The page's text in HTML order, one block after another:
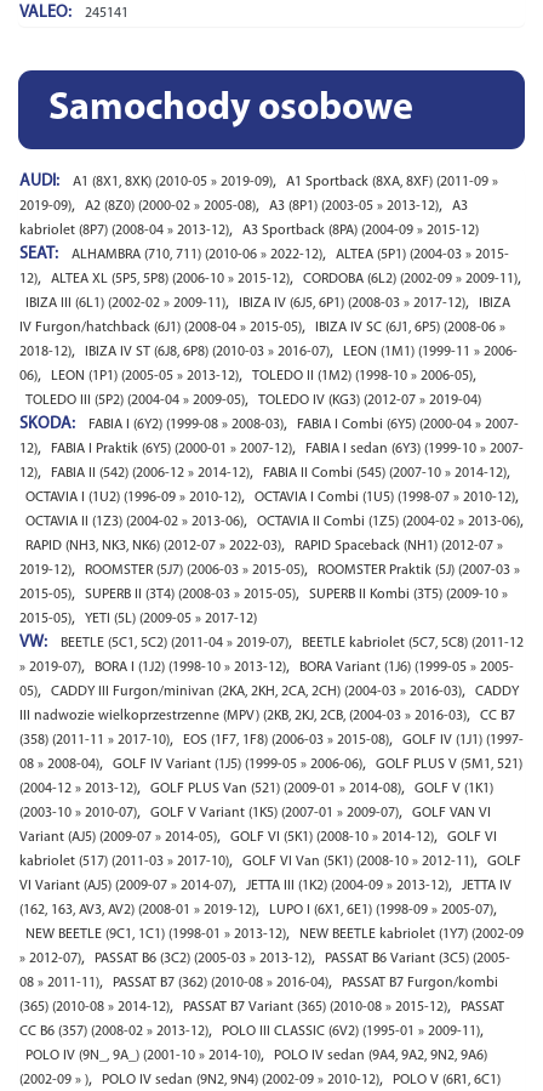
VALEO: 245141
Samochody osobowe
AUDI: A1 (8X1, 8XK) (2010-05 » 2019-09),
A1 Sportback (8XA, 8XF) (2011-09 »
2019-09), A2 (8Z0) (2000-02 » 2005-08), A3 (8P1) (2003-05 » 2013-12),
A3
kabriolet (8P7) (2008-04 » 2013-12), A3 Sportback (8PA) (2004-09 » 2015-12)
SEAT: ALHAMBRA (710, 711) (2010-06 » 2022-12),
ALTEA (5P1) (2004-03 » 2015-
12), ALTEA XL (5P5, 5P8) (2006-10 » 2015-12), CORDOBA (6L2) (2002-09 » 2009-11),
IBIZA III (6L1) (2002-02 » 2009-11), IBIZA IV (6J5, 6P1) (2008-03 » 2017-12),
IBIZA
IV Furgon/hatchback (6J1) (2008-04 » 2015-05),
IBIZA IV SC (6J1, 6P5) (2008-06 »
2018-12), IBIZA IV ST (6J8, 6P8) (2010-03 » 2016-07),
LEON (1M1) (1999-11 » 2006-
06), LEON (1P1) (2005-05 » 2013-12), TOLEDO II (1M2) (1998-10 » 2006-05),
TOLEDO III (5P2) (2004-04 » 2009-05), TOLEDO IV (KG3) (2012-07 » 2019-04)
SKODA: FABIA I (6Y2) (1999-08 » 2008-03),
FABIA I Combi (6Y5) (2000-04 » 2007-
12), FABIA I Praktik (6Y5) (2000-01 » 2007-12),
FABIA I sedan (6Y3) (1999-10 » 2007-
12), FABIA II (542) (2006-12 » 2014-12), FABIA II Combi (545) (2007-10 » 2014-12),
OCTAVIA I (1U2) (1996-09 » 2010-12), OCTAVIA I Combi (1U5) (1998-07 » 2010-12),
OCTAVIA II (1Z3) (2004-02 » 2013-06), OCTAVIA II Combi (1Z5) (2004-02 » 2013-06),
RAPID (NH3, NK3, NK6) (2012-07 » 2022-03),
RAPID Spaceback (NH1) (2012-07 »
2019-12), ROOMSTER (5J7) (2006-03 » 2015-05),
ROOMSTER Praktik (5J) (2007-03 »
2015-05), SUPERB II (3T4) (2008-03 » 2015-05),
SUPERB II Kombi (3T5) (2009-10 »
2015-05), YETI (5L) (2009-05 » 2017-12)
VW: BEETLE (5C1, 5C2) (2011-04 » 2019-07),
BEETLE kabriolet (5C7, 5C8) (2011-12
» 2019-07), BORA I (1J2) (1998-10 » 2013-12),
BORA Variant (1J6) (1999-05 » 2005-
05), CADDY III Furgon/minivan (2KA, 2KH, 2CA, 2CH) (2004-03 » 2016-03),
CADDY
III nadwozie wielkoprzestrzenne (MPV) (2KB, 2KJ, 2CB, (2004-03 » 2016-03),
CC B7
(358) (2011-11 » 2017-10), EOS (1F7, 1F8) (2006-03 » 2015-08),
GOLF IV (1J1) (1997-
08 » 2008-04), GOLF IV Variant (1J5) (1999-05 » 2006-06),
GOLF PLUS V (5M1, 521)
(2004-12 » 2013-12), GOLF PLUS Van (521) (2009-01 » 2014-08),
GOLF V (1K1)
(2003-10 » 2010-07), GOLF V Variant (1K5) (2007-01 » 2009-07),
GOLF VAN VI
Variant (AJ5) (2009-07 » 2014-05), GOLF VI (5K1) (2008-10 » 2014-12),
GOLF VI
kabriolet (517) (2011-03 » 2017-10), GOLF VI Van (5K1) (2008-10 » 2012-11),
GOLF
VI Variant (AJ5) (2009-07 » 2014-07), JETTA III (1K2) (2004-09 » 2013-12),
JETTA IV
(162, 163, AV3, AV2) (2008-01 » 2019-12), LUPO I (6X1, 6E1) (1998-09 » 2005-07),
NEW BEETLE (9C1, 1C1) (1998-01 » 2013-12),
NEW BEETLE kabriolet (1Y7) (2002-09
» 2012-07), PASSAT B6 (3C2) (2005-03 » 2013-12),
PASSAT B6 Variant (3C5) (2005-
08 » 2011-11), PASSAT B7 (362) (2010-08 » 2016-04),
PASSAT B7 Furgon/kombi
(365) (2010-08 » 2014-12), PASSAT B7 Variant (365) (2010-08 » 2015-12),
PASSAT
CC B6 (357) (2008-02 » 2013-12), POLO III CLASSIC (6V2) (1995-01 » 2009-11),
POLO IV (9N_, 9A_) (2001-10 » 2014-10),
POLO IV sedan (9A4, 9A2, 9N2, 9A6)
(2002-09 » ), POLO IV sedan (9N2, 9N4) (2002-09 » 2010-12),
POLO V (6R1, 6C1)